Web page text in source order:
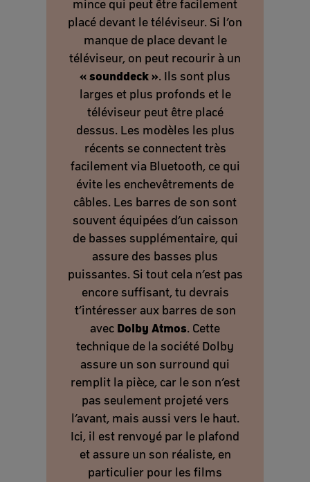
mince qui peut être facilement
placé devant le téléviseur. Si l’on
manque de place devant le
téléviseur, on peut recourir à un
« sounddeck ». Ils sont plus
larges et plus profonds et le
téléviseur peut être placé
dessus. Les modèles les plus
récents se connectent très
facilement via Bluetooth, ce qui
évite les enchevêtrements de
câbles. Les barres de son sont
souvent équipées d’un caisson
de basses supplémentaire, qui
assure des basses plus
puissantes. Si tout cela n’est pas
encore suffisant, tu devrais
t’intéresser aux barres de son
avec Dolby Atmos. Cette
technique de la société Dolby
assure un son surround qui
remplit la pièce, car le son n’est
pas seulement projeté vers
l’avant, mais aussi vers le haut.
Ici, il est renvoyé par le plafond
et assure un son réaliste, en
particulier pour les films